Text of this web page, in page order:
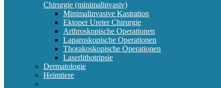
Chirurgie (minimalinvasiv)
Minimalinvasive Kastration
Ektoper Ureter Chirurgie
Arthroskopische Operationen
Laparoskopische Operationen
Thorakoskopische Operationen
Laserlithotripsie
Dermatologie
Heimtiere